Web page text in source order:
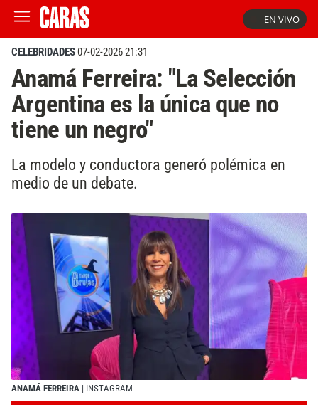
EN VIVO
CELEBRIDADES07-02-2026 21:31
Anamá Ferreira: "La Selección
Argentina es la única que no
tiene un negro"
La modelo y conductora generó polémica en
medio de un debate.
ANAMÁ FERREIRA | INSTAGRAM